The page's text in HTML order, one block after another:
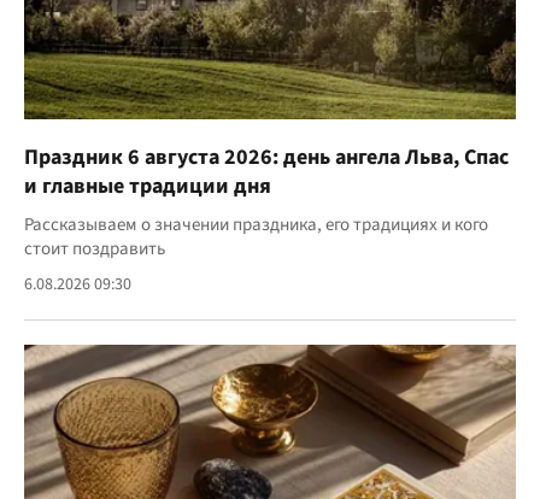
Праздник 6 августа 2026: день ангела Льва, Спас
и главные традиции дня
Рассказываем о значении праздника, его традициях и кого
стоит поздравить
6.08.2026 09:30